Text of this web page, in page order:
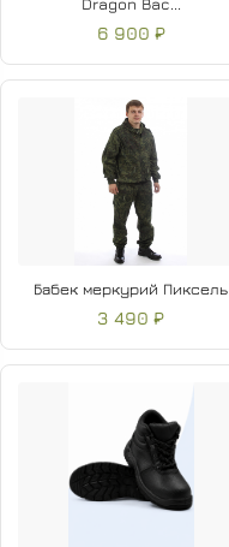
Dragon Bac...
6 900 ₽
Бабек меркурий Пиксель
3 490 ₽